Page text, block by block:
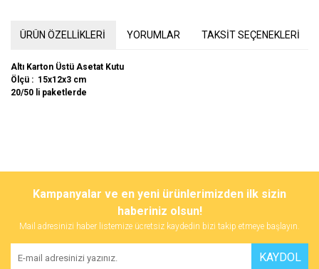
ÜRÜN ÖZELLİKLERİ YORUMLAR TAKSİT SEÇENEKLERİ
Altı Karton Üstü Asetat Kutu
Ölçü : 15x12x3 cm
20/50 li paketlerde
Bu ürüne ilk yorumu siz yapın!
Yorum Yaz
tarafımıza iletebilirsiniz.
Görüş ve önerileriniz için teşekkür ederiz.
Ürün resmi kalitesiz, bozuk veya görüntülenemiyor.
Ürün açıklamasında eksik bilgiler bulunuyor.
Kampanyalar ve en yeni ürünlerimizden ilk sizin
haberiniz olsun!
Mail adresinizi haber listemize ücretsiz kaydedin bizi takip etmeye başlayın.
KAYDOL